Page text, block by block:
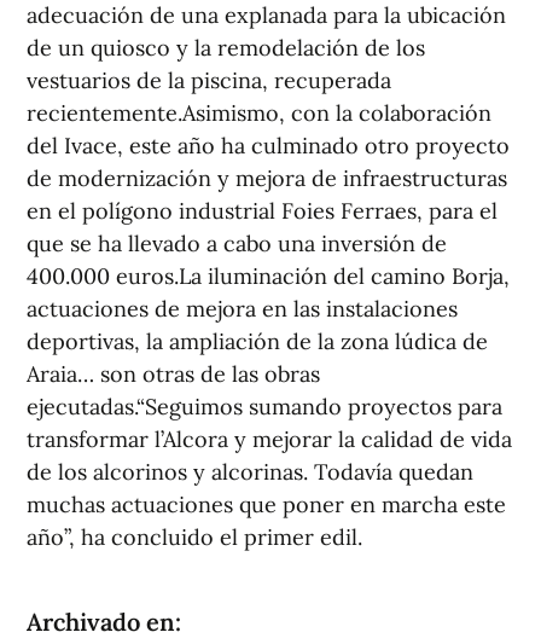
adecuación de una explanada para la ubicación
de un quiosco y la remodelación de los
vestuarios de la piscina, recuperada
recientemente.Asimismo, con la colaboración
del Ivace, este año ha culminado otro proyecto
de modernización y mejora de infraestructuras
en el polígono industrial Foies Ferraes, para el
que se ha llevado a cabo una inversión de
400.000 euros.La iluminación del camino Borja,
actuaciones de mejora en las instalaciones
deportivas, la ampliación de la zona lúdica de
Araia… son otras de las obras
ejecutadas.“Seguimos sumando proyectos para
transformar l’Alcora y mejorar la calidad de vida
de los alcorinos y alcorinas. Todavía quedan
muchas actuaciones que poner en marcha este
año”, ha concluido el primer edil.
Archivado en: